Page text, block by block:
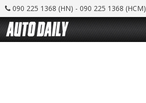
090 225 1368 (HN) - 090 225 1368 (HCM)